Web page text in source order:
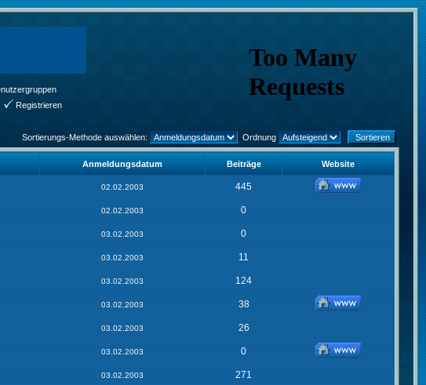
Registrieren
Sortierungs-Methode auswählen: Ordnung
Anmeldungsdatum Beiträge Website
02.02.2003 445
02.02.2003 0
03.02.2003 0
03.02.2003 11
03.02.2003 124
03.02.2003 38
03.02.2003 26
03.02.2003 0
03.02.2003 271